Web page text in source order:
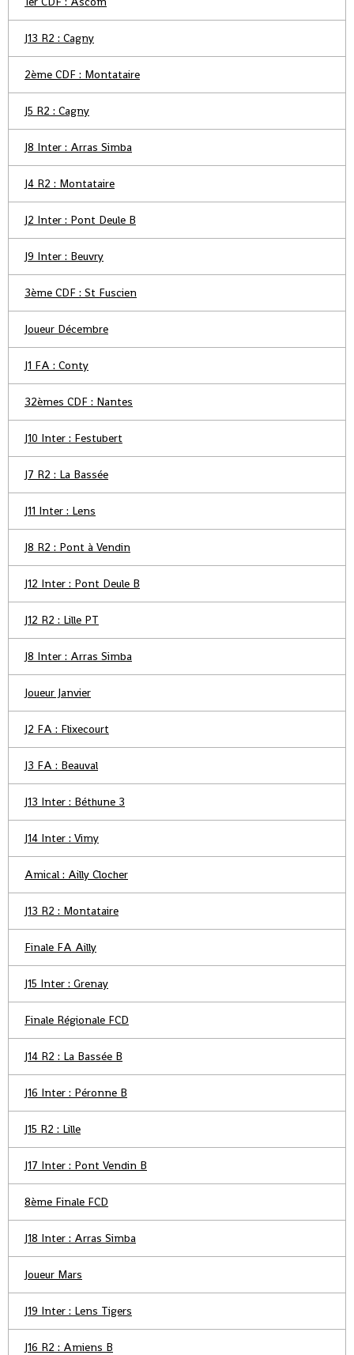
J13 R2 : Cagny
2ème CDF : Montataire
J5 R2 : Cagny
J8 Inter : Arras Simba
J4 R2 : Montataire
J2 Inter : Pont Deule B
J9 Inter : Beuvry
3ème CDF : St Fuscien
Joueur Décembre
J1 FA : Conty
32èmes CDF : Nantes
J10 Inter : Festubert
J7 R2 : La Bassée
J11 Inter : Lens
J8 R2 : Pont à Vendin
J12 Inter : Pont Deule B
J12 R2 : Lille PT
J8 Inter : Arras Simba
Joueur Janvier
J2 FA : Flixecourt
J3 FA : Beauval
J13 Inter : Béthune 3
J14 Inter : Vimy
Amical : Ailly Clocher
J13 R2 : Montataire
Finale FA Ailly
J15 Inter : Grenay
Finale Régionale FCD
J14 R2 : La Bassée B
J16 Inter : Péronne B
J15 R2 : Lille
J17 Inter : Pont Vendin B
8ème Finale FCD
J18 Inter : Arras Simba
Joueur Mars
J19 Inter : Lens Tigers
J16 R2 : Amiens B